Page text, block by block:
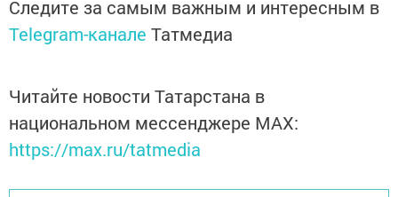
Следите за самым важным и интересным в
Telegram-канале Татмедиа
Читайте новости Татарстана в
национальном мессенджере MАХ:
https://max.ru/tatmedia